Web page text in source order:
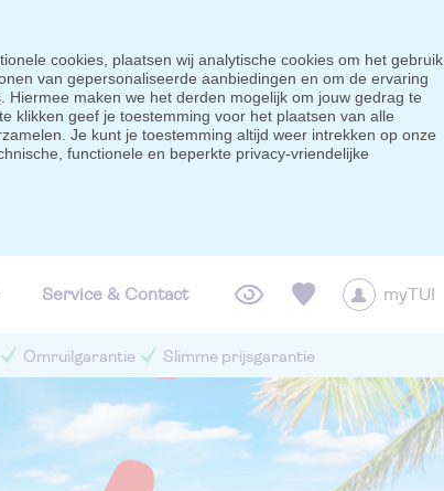
cookies, plaatsen wij analytische cookies om het gebruik
van gepersonaliseerde aanbiedingen en om de ervaring
. Hiermee maken we het derden mogelijk om jouw gedrag te
klikken geef je toestemming voor het plaatsen van alle
Je kunt je toestemming altijd weer intrekken op onze
functionele en beperkte privacy-vriendelijke
Service & Contact myTUI
Omruilgarantie Slimme prijsgarantie